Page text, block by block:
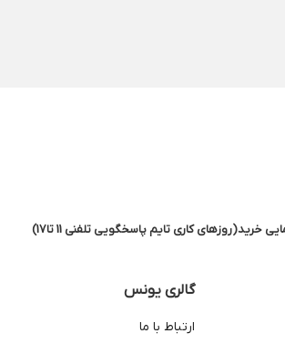
خرید(روزهای کاری تایم پاسخگویی تلفنی 11 تا17)
گالری یونس
ارتباط با ما